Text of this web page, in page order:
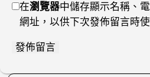
在瀏覽器中儲存顯示名稱、
網址，以供下次發佈留言時使